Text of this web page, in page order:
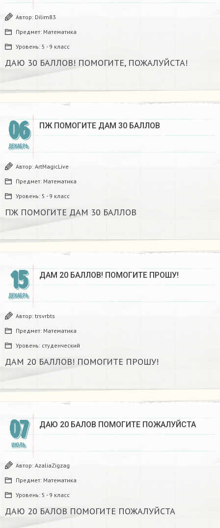
Автор: Dilim83
Предмет: Математика
Уровень: 5 - 9 класс
ДАЮ 30 БАЛЛОВ! ПОМОГИТЕ, ПОЖАЛУЙСТА!
06
ДЕКАБРЬ
ПЖ ПОМОГИТЕ ДАМ 30 БАЛЛОВ ​
Автор: ArtMagicLive
Предмет: Математика
Уровень: 5 - 9 класс
ПЖ ПОМОГИТЕ ДАМ 30 БАЛЛОВ ​
15
ДЕКАБРЬ
ДАМ 20 БАЛЛОВ! ПОМОГИТЕ ПРОШУ!
Автор: trsvrbts
Предмет: Математика
Уровень: студенческий
ДАМ 20 БАЛЛОВ! ПОМОГИТЕ ПРОШУ!
07
ИЮЛЬ
ДАЮ 20 БАЛОВ ПОМОГИТЕ ПОЖАЛУЙСТА​
Автор: AzaliaZigzag
Предмет: Математика
Уровень: 5 - 9 класс
ДАЮ 20 БАЛОВ ПОМОГИТЕ ПОЖАЛУЙСТА​